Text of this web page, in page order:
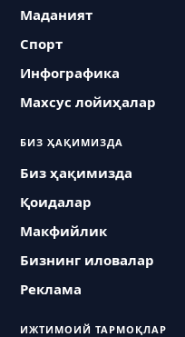
Маданият
Спорт
Инфографика
Махсус лойиҳалар
БИЗ ҲАҚИМИЗДА
Биз ҳақимизда
Қоидалар
Макфийлик
Бизнинг иловалар
Реклама
ИЖТИМОИЙ ТАРМОҚЛАР